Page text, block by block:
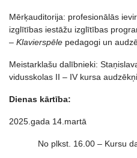
Mērķauditorija: profesionālās
izglītības iestāžu izglītības
– Klavierspēle pedagogi un
Meistarklašu dalībnieki:
vidusskolas II – IV kursa audzēkņi.
Dienas kārtība:
2025.gada 14.martā
No plkst. 16.00 – Kursu